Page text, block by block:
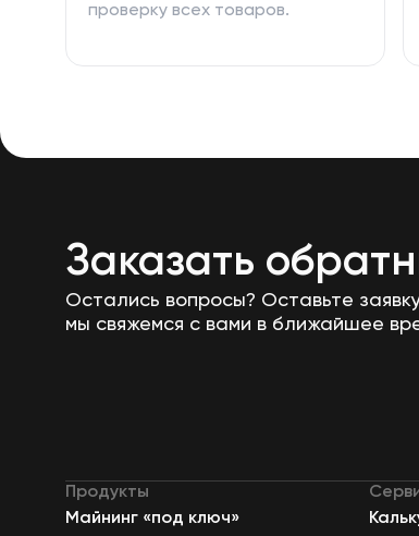
проверку всех товаров.
Заказать
Остались вопросы? Оставьте
мы свяжемся с вами в ближайшее
Продукты
Майнинг «под ключ»